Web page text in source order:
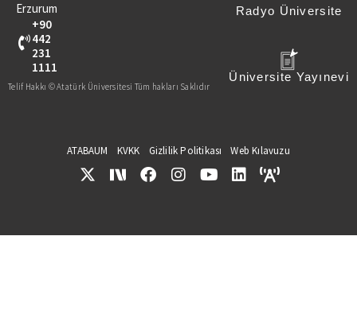
Erzurum
+90
442
231
1111
Radyo Üniversite
Üniversite Yayınevi
Telif Hakkı © Atatürk Üniversitesi Tüm hakları Saklıdır
ATABAUM KVKK Gizlilik Politikası Web Kılavuzu